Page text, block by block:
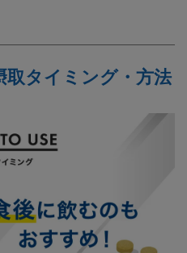
タイミング・方法